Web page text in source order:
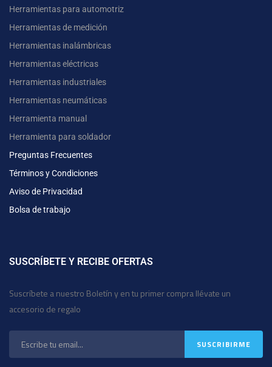
Herramientas para automotriz
Herramientas de medición
Herramientas inalámbricas
Herramientas eléctricas
Herramientas industriales
Herramientas neumáticas
Herramienta manual
Herramienta para soldador
Preguntas Frecuentes
Términos y Condiciones
Aviso de Privacidad
Bolsa de trabajo
SUSCRÍBETE Y RECIBE OFERTAS
Suscríbete a nuestro Boletín y en tu primer compra llévate un
accesorio de regalo